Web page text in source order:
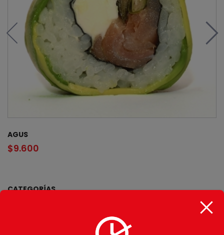
AGUS
$9.600
CATEGORÍAS